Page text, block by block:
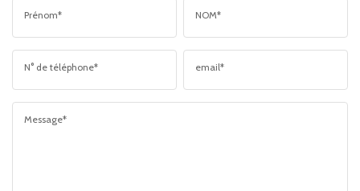
Prénom* NOM*
N° de téléphone* email*
Message*